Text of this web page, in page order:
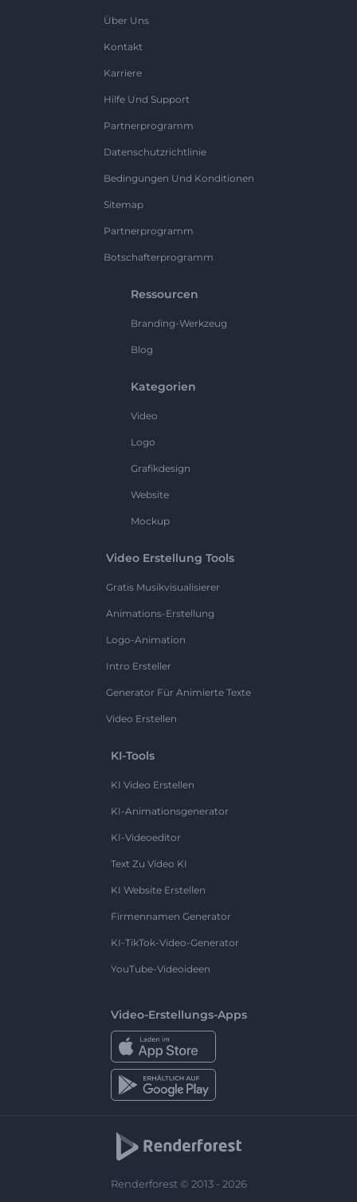
Über Uns
Kontakt
Karriere
Hilfe Und Support
Partnerprogramm
Datenschutzrichtlinie
Bedingungen Und Konditionen
Sitemap
Partnerprogramm
Botschafterprogramm
Ressourcen
Branding-Werkzeug
Blog
Kategorien
Video
Logo
Grafikdesign
Website
Mockup
Video Erstellung Tools
Gratis Musikvisualisierer
Animations-Erstellung
Logo-Animation
Intro Ersteller
Generator Für Animierte Texte
Video Erstellen
KI-Tools
KI Video Erstellen
KI-Animationsgenerator
KI-Videoeditor
Text Zu Video KI
KI Website Erstellen
Firmennamen Generator
KI-TikTok-Video-Generator
YouTube-Videoideen
Video-Erstellungs-Apps
Renderforest © 2013 - 2026